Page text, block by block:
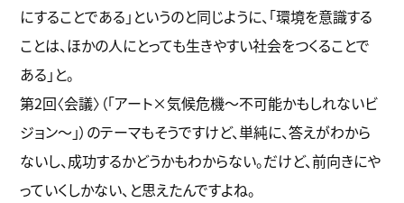
にすることである」というのと同じように、「環境を意識する
ことは、ほかの人にとっても生きやすい社会をつくることで
ある」と。
第2回〈会議〉（「アート×気候危機～不可能かもしれないビ
ジョン～」）のテーマもそうですけど、単純に、答えがわから
ないし、成功するかどうかもわからない。だけど、前向きにや
っていくしかない、と思えたんですよね。